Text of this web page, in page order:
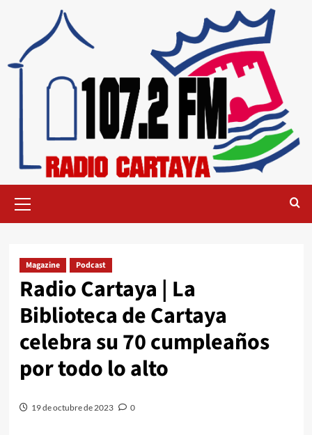
Magazine Podcast
Radio Cartaya | La
Biblioteca de Cartaya
celebra su 70 cumpleaños
por todo lo alto
19 de octubre de 2023 0